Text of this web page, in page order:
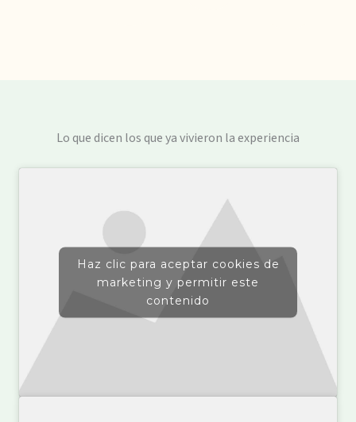
Lo que dicen los que ya vivieron la experiencia
Haz clic para aceptar cookies de
marketing y permitir este
contenido